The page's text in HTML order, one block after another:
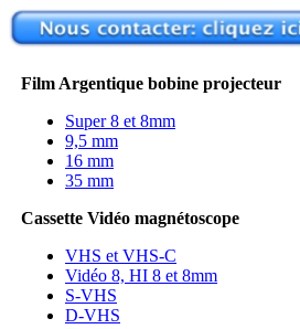
Film Argentique bobine projecteur
Super 8 et 8mm
9,5 mm
16 mm
35 mm
Cassette Vidéo magnétoscope
VHS et VHS-C
Vidéo 8, HI 8 et 8mm
S-VHS
D-VHS